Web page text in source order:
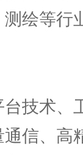
绘等行
技术、
信、高